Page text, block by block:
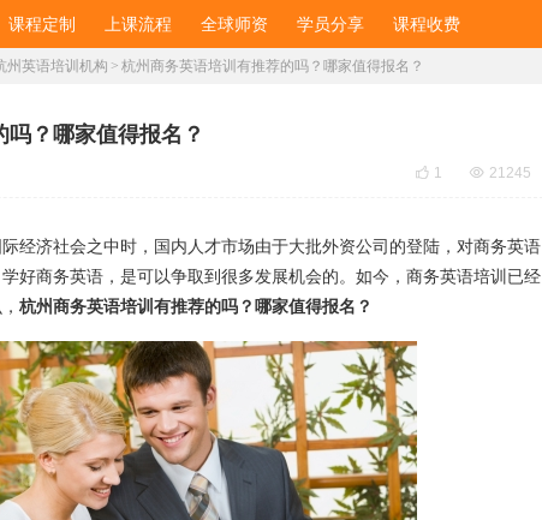
课程定制 上课流程 全球师资 学员分享 课程收费
州英语培训机构 > 杭州商务英语培训有推荐的吗？哪家值得报名？
？哪家值得报名？
 1  21245
经济社会之中时，国内人才市场由于大批外资公司的登陆，对商务英语
好商务英语，是可以争取到很多发展机会的。如今，商务英语培训已经
杭州商务英语培训有推荐的吗？哪家值得报名？